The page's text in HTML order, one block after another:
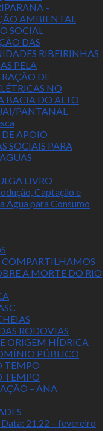
–
AMBIENTAL
SOCIAL
DAS
RIBEIRINHAS
PELA
DE
NO
BACIA DO ALTO
PANTANAL
DE APOIO
SOCIAIS PARA
LIVRO
Captação e
Água para Consumo
COMPARTILHAMOS
A MORTE DO RIO
RODOVIAS
ORIGEM HÍDRICA
PÚBLICO
TEMPO
TEMPO
– ANA
21.22 – fevereiro